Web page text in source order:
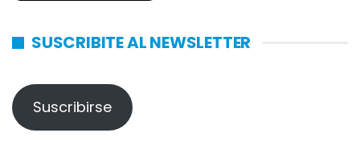
SUSCRIBITE AL NEWSLETTER
Suscribirse